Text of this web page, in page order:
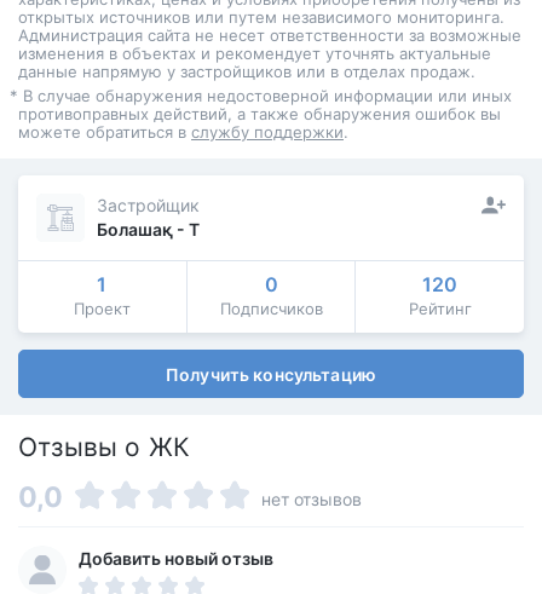
открытых источников или путем независимого мониторинга.
Администрация сайта не несет ответственности за возможные
изменения в объектах и рекомендует уточнять актуальные
данные напрямую у застройщиков или в отделах продаж.
* В случае обнаружения недостоверной информации или иных
противоправных действий, а также обнаружения ошибок вы
можете обратиться в службу поддержки.
Застройщик
Болашақ - Т
1
Проект
0
Подписчиков
120
Рейтинг
Получить консультацию
Отзывы о ЖК
0,0 нет отзывов
Добавить новый отзыв